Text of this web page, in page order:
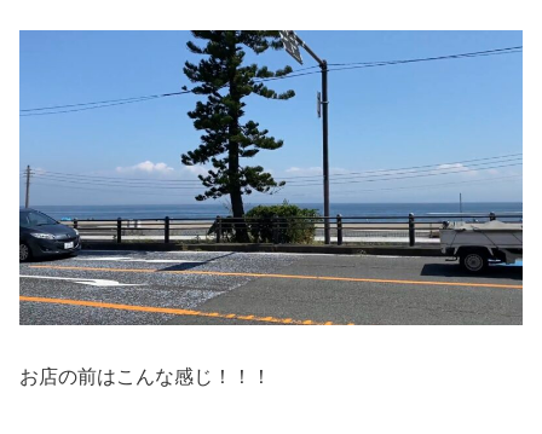
お店の前はこんな感じ！！！